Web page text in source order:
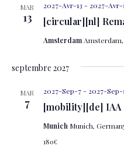
MAR
13 [circular][nl]
2027-Avr-13 - 2027-Avr-
Amsterdam
septembre 2027
MAR
7 [mobility][de]
2027-Sep-7- 2027-Sep-
Munich Munich,
180€